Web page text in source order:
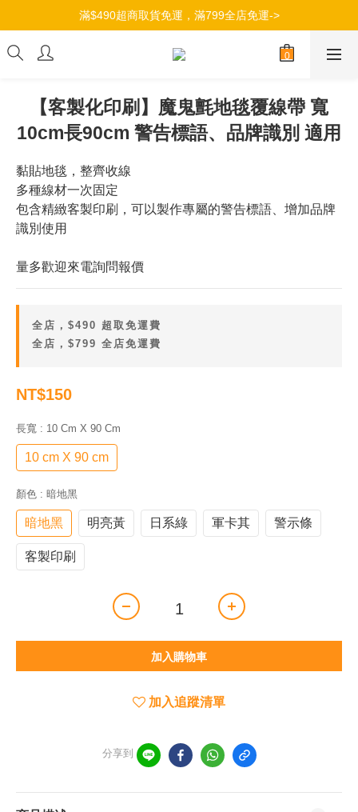
加入會員，立即獲得100元購物金->
滿$490超商取貨免運，滿799全店免運->
【客製化印刷】魔鬼氈地毯覆線帶 寬
10cm長90cm 警告標語、品牌識別 適用
黏貼地毯，整齊收線
多種線材一次固定
包含精緻客製印刷，可以製作專屬的警告標語、增加品牌
識別使用
量多歡迎來電詢問報價
全店，$490 超取免運費
全店，$799 全店免運費
NT$150
長寬 : 10 Cm X 90 Cm
10 cm X 90 cm
顏色 : 暗地黑
暗地黑 明亮黃 日系綠 軍卡其 警示條
客製印刷
加入購物車
加入追蹤清單
分享到